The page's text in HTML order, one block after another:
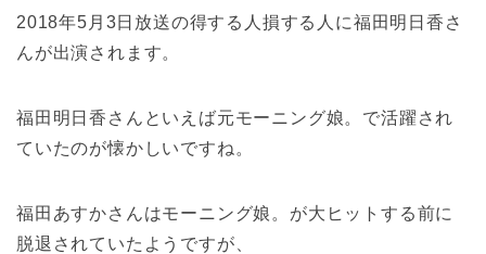
2018年5月3日放送の得する人損する人に福田明日香さ
んが出演されます。
福田明日香さんといえば元モーニング娘。で活躍され
ていたのが懐かしいですね。
福田あすかさんはモーニング娘。が大ヒットする前に
脱退されていたようですが、